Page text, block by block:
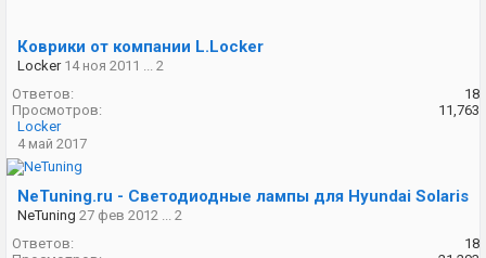
Коврики от компании L.Locker
Locker 14 ноя 2011
2
Ответов:
18
Просмотров:
11,763
Locker
4 май 2017
NeTuning.ru - Светодиодные лампы для Hyundai Solaris
NeTuning 27 фев 2012
2
Ответов:
18